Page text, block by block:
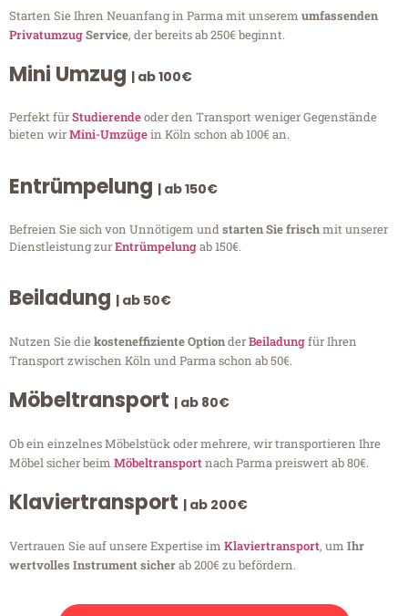
Starten Sie Ihren Neuanfang in Parma mit unserem umfassenden
PrivatumzugService, der bereits ab 250€ beginnt.
Mini Umzug | ab 100€
Perfekt fürStudierendeoder den Transport weniger Gegenstände
bieten wirMini-Umzügein Köln schon ab 100€ an.
Entrümpelung | ab 150€
Befreien Sie sich von Unnötigem undstarten Sie frischmit unserer
Dienstleistung zurEntrümpelungab 150€.
Beiladung | ab 50€
Nutzen Sie diekosteneffiziente OptionderBeiladungfür Ihren
Transport zwischen Köln und Parma schon ab 50€.
Möbeltransport | ab 80€
Ob ein einzelnes Möbelstück oder mehrere, wir transportieren Ihre
Möbel sicher beim Möbeltransportnach Parma preiswert ab 80€.
Klaviertransport | ab 200€
Vertrauen Sie auf unsere Expertise im Klaviertransport, um Ihr
wertvolles Instrument sicherab 200€ zu befördern.